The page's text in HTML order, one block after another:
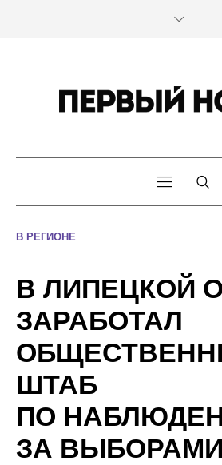
В РЕГИОНЕ
В ЛИПЕЦКОЙ
ЗАРАБОТАЛ
ШТАБ
ПО
ЗА